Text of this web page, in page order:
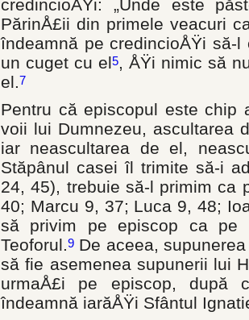
credincioÅŸi: „Unde este
PărinÅ£ii din primele veacuri
îndeamnă pe credincioÅŸi să-
un cuget cu el5, ÅŸi nimic să
el.7
Pentru că episcopul este
voii lui Dumnezeu, ascultarea
iar neascultarea de el,
Stăpânul casei îl trimite să-i
24, 45), trebuie să-l primim ca
40; Marcu 9, 37; Luca 9, 48;
să privim pe episcop ca pe
Teoforul.9 De aceea,
să fie asemenea supunerii lui
urmaÅ£i pe episcop, după
îndeamnă iarăÅŸi Sfântul